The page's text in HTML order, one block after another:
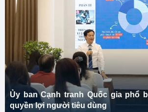
Ủy ban Cạnh tranh Quốc gia phổ
quyền lợi người tiêu dùng